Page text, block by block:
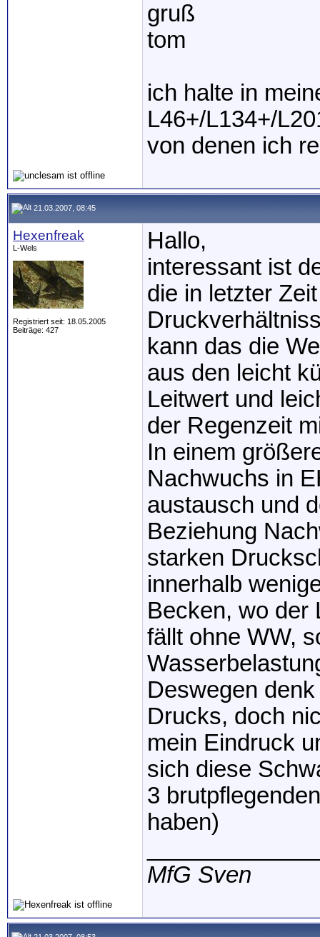
gruß
tom
ich halte in
L46+/L134+/
von denen ich
21.03.2007, 08:45
Hexenfreak
L-Wels
Registriert seit: 18.05.2005
Beiträge: 427
Hallo,
interessant ist
die in letzter
kann das die
aus den leicht
Leitwert und
der Regenzeit
In einem
Nachwuchs in
austausch und
Beziehung
starken
innerhalb
Becken, wo der
fällt ohne WW,
Deswegen
Drucks, doch
mein Eindruck
sich diese
3
haben)
MfG Sven